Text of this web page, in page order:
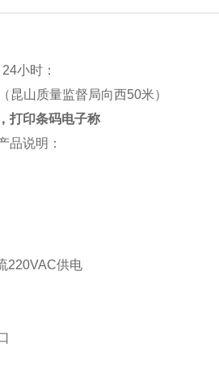
24小时：
昆山质量监督局向西50米）
打印条码电子称
品说明：
220VAC供电